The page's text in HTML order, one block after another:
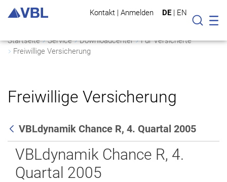
Kontakt | Anmelden DE | EN
Suche
Startseite Service Downloadcenter
Für Versicherte
Freiwillige Versicherung
Freiwillige Versicherung
Zurück
VBLdynamik Chance R, 4. Quartal 2005
VBLdynamik Chance R, 4.
Quartal 2005